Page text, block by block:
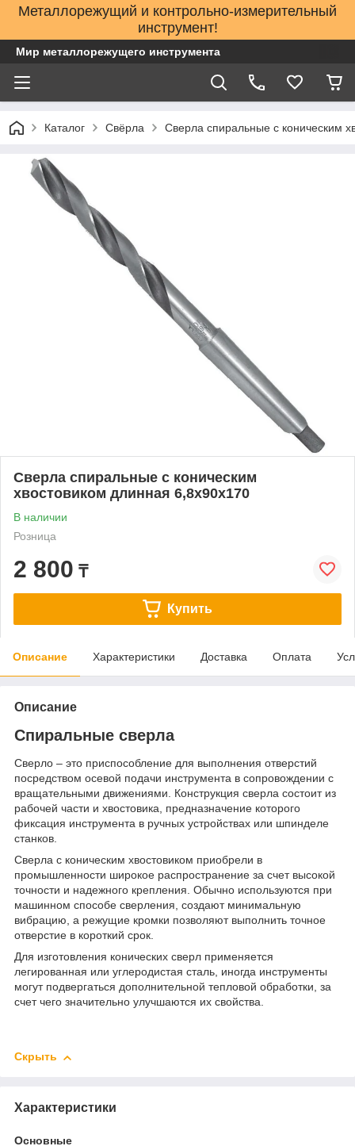
Металлорежущий и контрольно-измерительный
инструмент!
Мир металлорежущего инструмента
Каталог Свёрла Сверла спиральные с коническим
Сверла спиральные с коническим
хвостовиком длинная 6,8х90х170
В наличии
Розница
2 800 ₸
Купить
Описание Характеристики Доставка Оплата
Описание
Спиральные сверла
Сверло – это приспособление для выполнения отверстий
посредством осевой подачи инструмента в сопровождении с
вращательными движениями. Конструкция сверла состоит из
рабочей части и хвостовика, предназначение которого
фиксация инструмента в ручных устройствах или шпинделе
станков.
Сверла с коническим хвостовиком приобрели в
промышленности широкое распространение за счет высокой
точности и надежного крепления. Обычно используются при
машинном способе сверления, создают минимальную
вибрацию, а режущие кромки позволяют выполнить точное
отверстие в короткий срок.
Для изготовления конических сверл применяется
легированная или углеродистая сталь, иногда инструменты
могут подвергаться дополнительной тепловой обработки, за
счет чего значительно улучшаются их свойства.
Скрыть
Характеристики
Основные